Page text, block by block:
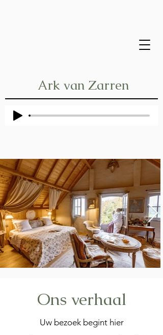
Ark van Zarren
Ons verhaal
Uw bezoek begint hier